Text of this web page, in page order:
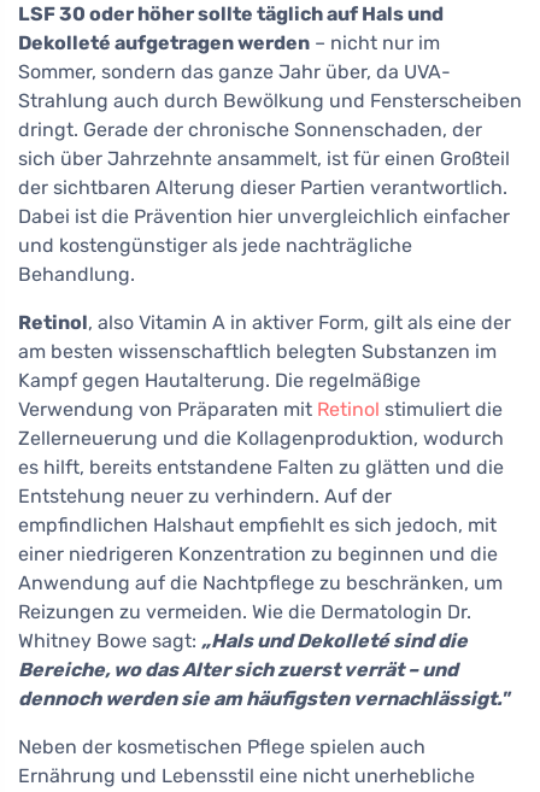
LSF 30 oder höher sollte täglich auf Hals und
Dekolleté aufgetragen werden – nicht nur im
Sommer, sondern das ganze Jahr über, da UVA-
Strahlung auch durch Bewölkung und Fensterscheiben
dringt. Gerade der chronische Sonnenschaden, der
sich über Jahrzehnte ansammelt, ist für einen Großteil
der sichtbaren Alterung dieser Partien verantwortlich.
Dabei ist die Prävention hier unvergleichlich einfacher
und kostengünstiger als jede nachträgliche
Behandlung.
Retinol, also Vitamin A in aktiver Form, gilt als eine der
am besten wissenschaftlich belegten Substanzen im
Kampf gegen Hautalterung. Die regelmäßige
Verwendung von Präparaten mit Retinol stimuliert die
Zellerneuerung und die Kollagenproduktion, wodurch
es hilft, bereits entstandene Falten zu glätten und die
Entstehung neuer zu verhindern. Auf der
empfindlichen Halshaut empfiehlt es sich jedoch, mit
einer niedrigeren Konzentration zu beginnen und die
Anwendung auf die Nachtpflege zu beschränken, um
Reizungen zu vermeiden. Wie die Dermatologin Dr.
Whitney Bowe sagt: „Hals und Dekolleté sind die
Bereiche, wo das Alter sich zuerst verrät – und
dennoch werden sie am häufigsten vernachlässigt."
Neben der kosmetischen Pflege spielen auch
Ernährung und Lebensstil eine nicht unerhebliche